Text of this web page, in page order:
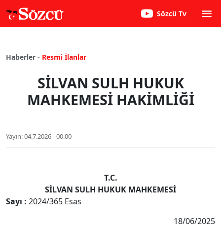
Sözcü Tv
Haberler - Resmi İlanlar
SİLVAN SULH HUKUK
MAHKEMESİ HAKİMLİĞİ
Yayın:04.7.2026 - 00.00
T.C.
SİLVAN SULH HUKUK MAHKEMESİ
Sayı : 2024/365 Esas
18/06/2025